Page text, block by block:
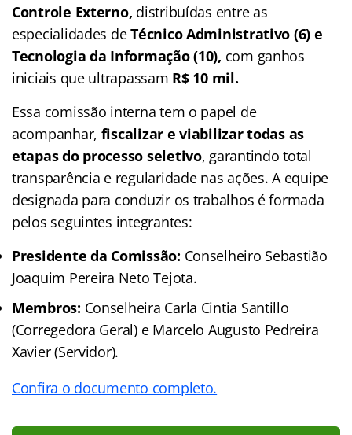
Controle Externo, distribuídas entre as
especialidades deTécnico Administrativo (6) e
Tecnologia da Informação (10), com ganhos
iniciais que ultrapassam R$ 10 mil.
Essa comissão interna tem o papel de
acompanhar, fiscalizar e viabilizar todas as
etapas do processo seletivo, garantindo total
transparência e regularidade nas ações. A equipe
designada para conduzir os trabalhos é formada
pelos seguintes integrantes:
Presidente da Comissão: Conselheiro Sebastião
Joaquim Pereira Neto Tejota.
Membros: Conselheira Carla Cintia Santillo
(Corregedora Geral) e Marcelo Augusto Pedreira
Xavier (Servidor).
Confira o documento completo.